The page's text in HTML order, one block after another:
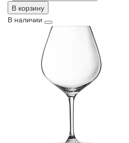
В корзину
В наличии